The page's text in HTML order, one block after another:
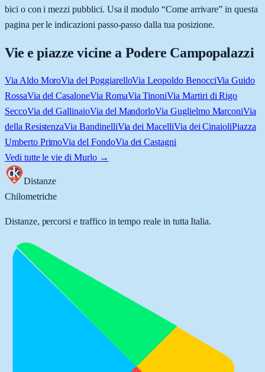
bici o con i mezzi pubblici. Usa il modulo “Come arrivare” in questa
pagina per le indicazioni passo-passo dalla tua posizione.
Vie e piazze vicine a Podere Campopalazzi
Via Aldo MoroVia del PoggiarelloVia Leopoldo BenocciVia Guido
RossaVia del CasaloneVia RomaVia TinoniVia Martiri di Rigo
SeccoVia del GallinaioVia del MandorloVia Guglielmo MarconiVia
della ResistenzaVia BandinelliVia dei MacelliVia dei CinaioliPiazza
Umberto PrimoVia del FondoVia dei Castagni
Vedi tutte le vie di Murlo→
Distanze
Chilometriche
Distanze, percorsi e traffico in tempo reale in tutta Italia.